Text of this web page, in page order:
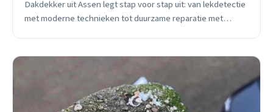
Dakdekker uit Assen legt stap voor stap uit: van lekdetectie
met moderne technieken tot duurzame reparatie met